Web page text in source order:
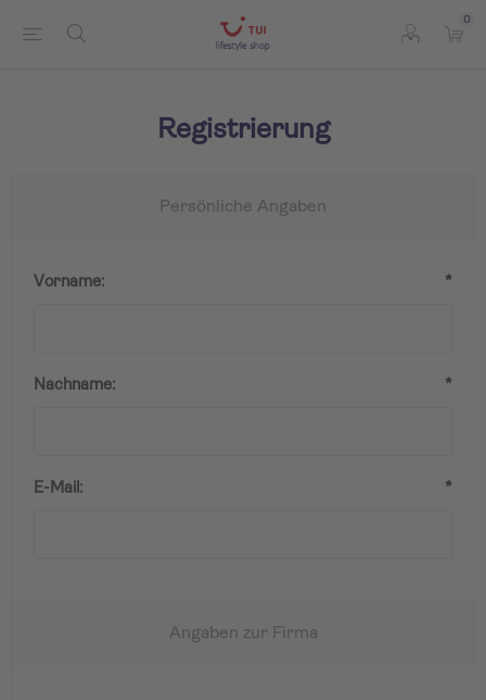
0
Registrierung
Persönliche Angaben
Vorname: *
Nachname: *
E-Mail: *
Angaben zur Firma